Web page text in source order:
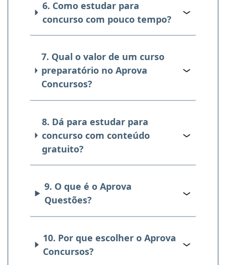
6. Como estudar para
concurso com pouco tempo?
7. Qual o valor de um curso
preparatório no Aprova
Concursos?
8. Dá para estudar para
concurso com conteúdo
gratuito?
9. O que é o Aprova
Questões?
10. Por que escolher o Aprova
Concursos?